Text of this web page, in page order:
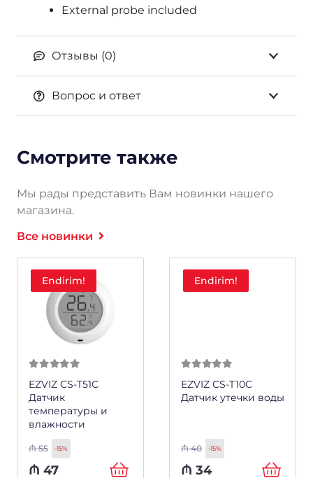
External probe included
Отзывы (0)
Вопрос и ответ
Смотрите также
Мы рады представить Вам новинки нашего
магазина.
Все новинки
Endirim!
EZVIZ CS-T51C
Датчик
температуры и
влажности
₼55 -15%
₼ 47
Endirim!
EZVIZ CS-T10C
Датчик утечки воды
₼40 -15%
₼ 34